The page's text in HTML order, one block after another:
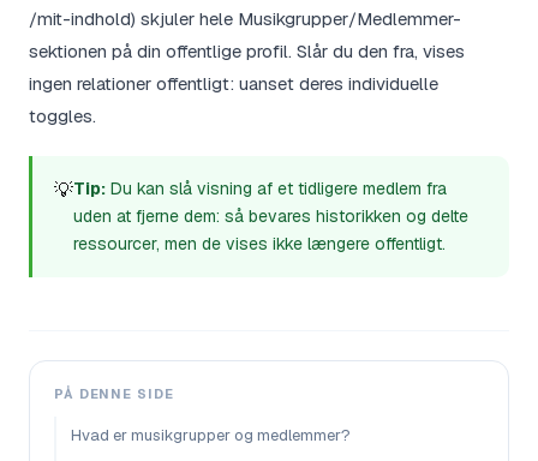
/mit-indhold) skjuler hele Musikgrupper/Medlemmer-
sektionen på din offentlige profil. Slår du den fra, vises
ingen relationer offentligt: uanset deres individuelle
toggles.
💡Tip: Du kan slå visning af et tidligere medlem fra
uden at fjerne dem: så bevares historikken og delte
ressourcer, men de vises ikke længere offentligt.
PÅ DENNE SIDE
Hvad er musikgrupper og medlemmer?